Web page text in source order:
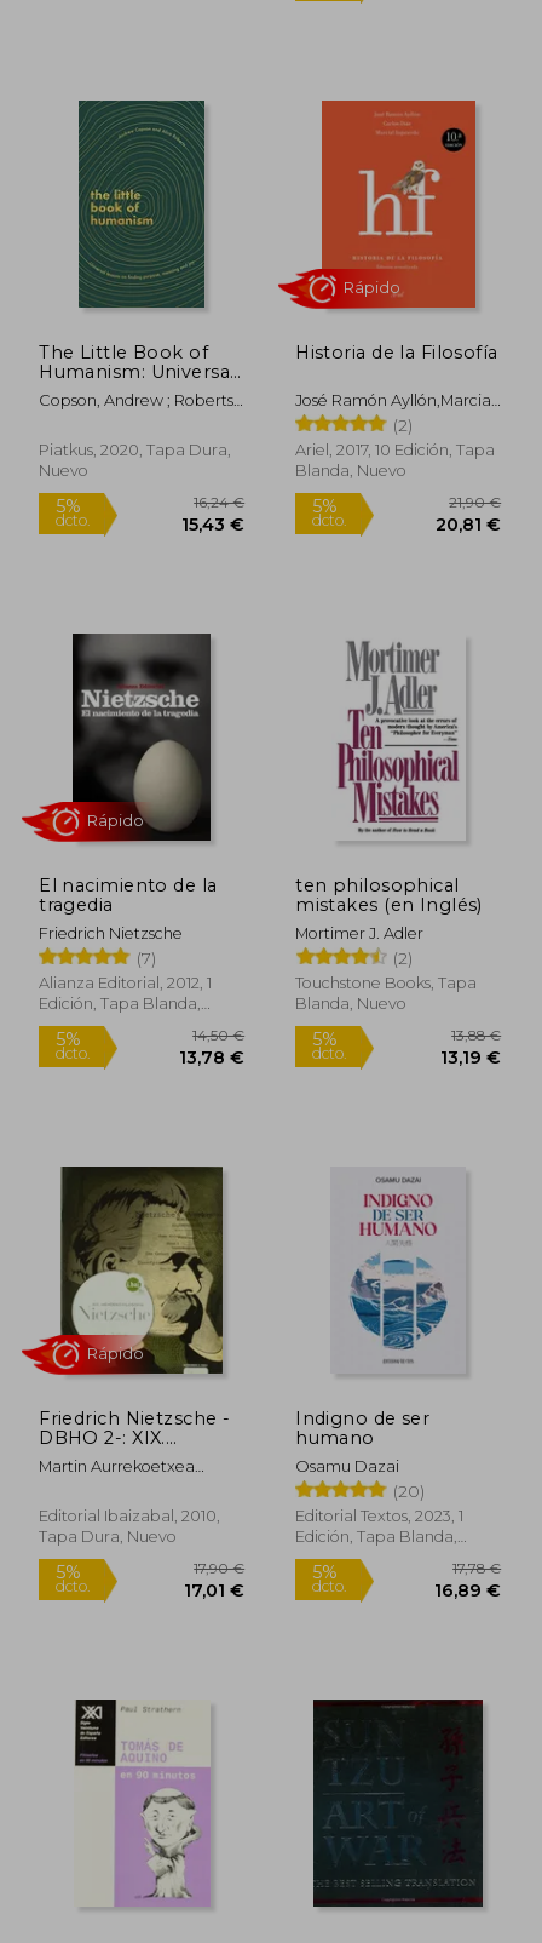
The Little Book of
Humanism: Universal
Lessons on Finding
Purpose, Meaning
Copson, Andrew ; Roberts,
Piatkus, 2020, Tapa Dura,
Nuevo
5%
dcto.
Historia de la Filosofía
José Ramón Ayllón,Marcial
Izquierdo Juárez,Carlos
Díaz
(2)
Ariel, 2017, 10 Edición, Tapa
Blanda, Nuevo
5%
dcto.
Rápido
El nacimiento de la
tragedia
Friedrich Nietzsche
(7)
Alianza Editorial, 2012, 1
Edición, Tapa Blanda,
Nuevo
5%
dcto. 13,78 €
Rápido
ten philosophical
mistakes (en Inglés)
Mortimer J. Adler
(2)
Touchstone Books, Tapa
Blanda, Nuevo
5%
dcto.
Friedrich Nietzsche -
DBHO 2-: XIX.
Mendeko Filosofia
(i.bai hi)
Martin Aurrekoetxea
Editorial Ibaizabal, 2010,
Tapa Dura, Nuevo
5%
Indigno de ser
humano
Osamu Dazai
(20)
Editorial Textos, 2023, 1
Edición, Tapa Blanda,
Nuevo
5%